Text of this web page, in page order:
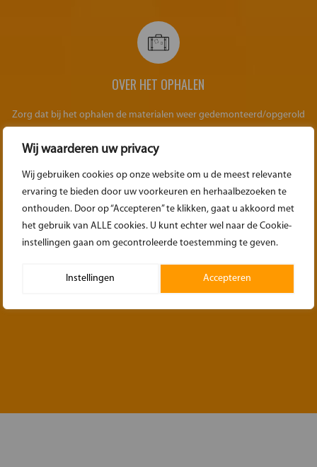
Wij waarderen uw privacy
Wij gebruiken cookies op onze website om u de meest relevante
ervaring te bieden door uw voorkeuren en herhaalbezoeken te
onthouden. Door op “Accepteren” te klikken, gaat u akkoord met
het gebruik van ALLE cookies. U kunt echter wel naar de Cookie-
instellingen gaan om gecontroleerde toestemming te geven.
Instellingen Accepteren
OVER HET OPHALEN
Zorg dat bij het ophalen de materialen weer gedemonteerd/opgerold
WIJZIGINGEN
Reemark Attractieverhuur behoudt zich het recht voor om wijzigingen
aan te brengen in de voorwaarden.